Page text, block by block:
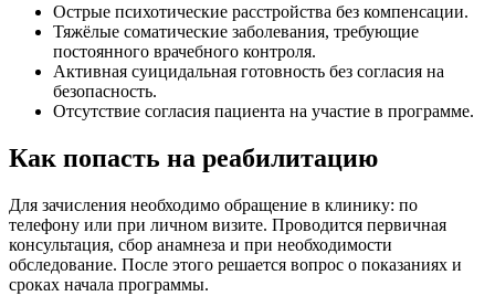
Острые психотические расстройства без компенсации.
Тяжёлые соматические заболевания, требующие
постоянного врачебного контроля.
Активная суицидальная готовность без согласия на
безопасность.
Отсутствие согласия пациента на участие в программе.
Как попасть на реабилитацию
Для зачисления необходимо обращение в клинику: по
телефону или при личном визите. Проводится первичная
консультация, сбор анамнеза и при необходимости
обследование. После этого решается вопрос о показаниях и
сроках начала программы.